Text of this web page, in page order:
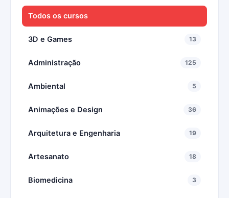
Todos os cursos
3D e Games 13
Administração 125
Ambiental 5
Animações e Design 36
Arquitetura e Engenharia 19
Artesanato 18
Biomedicina 3